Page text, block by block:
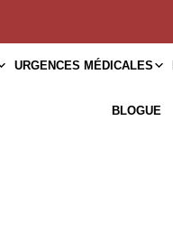
URGENCES MÉDICALES
BLOGUE